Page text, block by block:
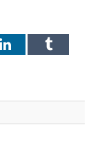
LinkedInTumblr